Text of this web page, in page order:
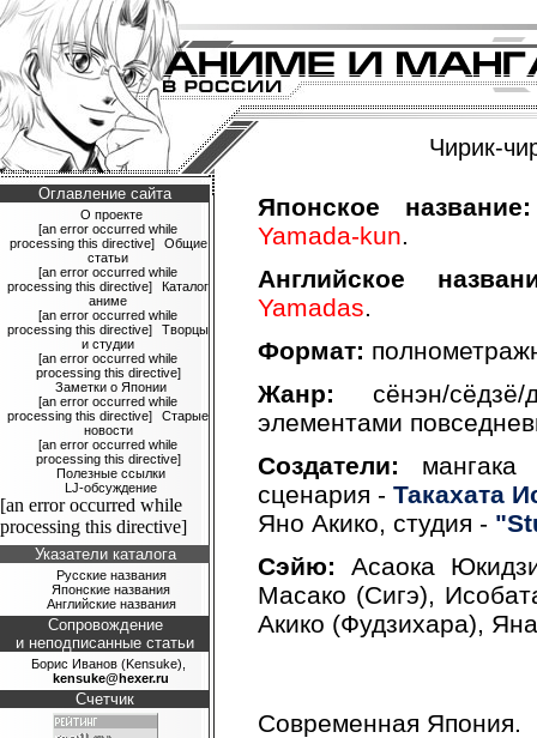
Чирик-
Оглавление сайта
О проекте
[an error occurred while
processing this directive]
Общие
статьи
[an error occurred while
processing this directive]
Каталог
аниме
[an error occurred while
processing this directive]
Творцы
и студии
[an error occurred while
processing this directive]
Заметки о Японии
[an error occurred while
processing this directive]
Старые
новости
[an error occurred while
processing this directive]
Полезные ссылки
LJ-обсуждение
[an error occurred while
processing this directive]
Указатели каталога
Русские названия
Японские названия
Английские названия
Сопровождение
и неподписанные статьи
Борис Иванов (Kensuke),
kensuke@hexer.ru
Счетчик
Японское название:
Yamada-kun.
Английское
Yamadas.
Формат:
Жанр: сёнэн/
элементами
Создатели:
сценария - Такахата
Яно Акико, студия -
Сэйю: Асаока
Масако (Сигэ),
Акико (Фудзихара),
Современная Япония.